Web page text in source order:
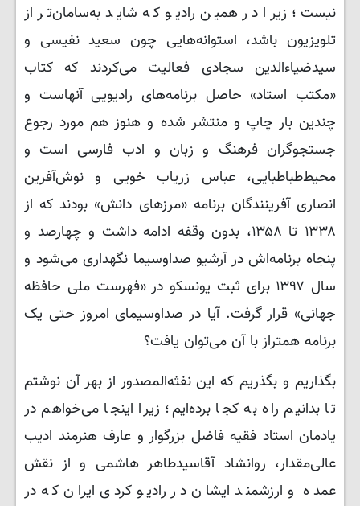
نیست؛ زیرا در همین رادیو که شاید به‌سامان‌تر از
تلویزیون باشد، استوانه‌هایی چون سعید نفیسی و
سیدضیاءالدین سجادی فعالیت می‌کردند که کتاب
«مکتب استاد» حاصل برنامه‌های رادیویی آنهاست و
چندین بار چاپ و منتشر شده و هنوز هم مورد رجوع
جستجوگران فرهنگ و زبان و ادب فارسی است و
محیط‌طباطبایی، عباس زریاب‌ خویی و نوش‌آفرین
انصاری آفرینندگان برنامه «مرزهای دانش» بودند که از
۱۳۳۸ تا ۱۳۵۸، بدون وقفه ادامه داشت و چهارصد و
پنجاه برنامه‌اش در آرشیو صداوسیما نگهداری می‌شود و
سال ۱۳۹۷ برای ثبت یونسکو در «فهرست ملی حافظه
جهانی» قرار گرفت. آیا در صداوسیمای امروز حتی یک
برنامه همتراز با آن می‌توان یافت؟
بگذاریم و بگذریم که این نفثه‌المصدور از بهر آن نوشتم
تا بدانیم راه به کجا برده‌ایم؛ زیرا اینجا می‌خواهم در
یادمان استاد فقیه فاضل بزرگوار و عارف هنرمند ادیب
عالی‌مقدار، روانشاد آقاسیدطاهر هاشمی و از نقش
عمده و ارزشمند ایشان در رادیو کردی ایران که در